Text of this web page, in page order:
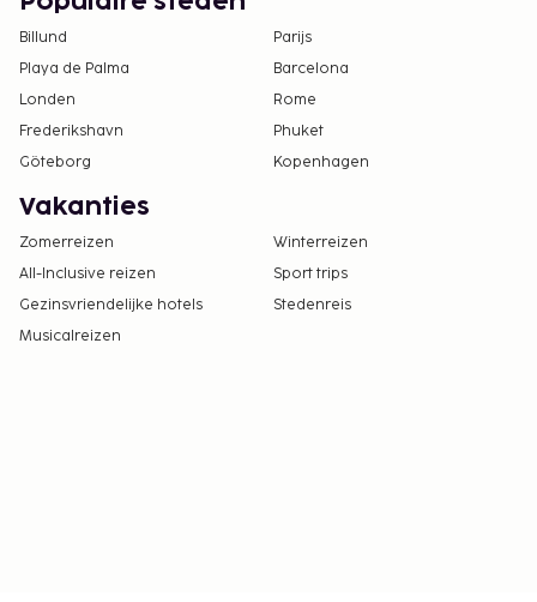
Billund
Parijs
Playa de Palma
Barcelona
Londen
Rome
Frederikshavn
Phuket
Göteborg
Kopenhagen
Vakanties
Zomerreizen
Winterreizen
All-Inclusive reizen
Sport trips
Gezinsvriendelijke hotels
Stedenreis
Musicalreizen